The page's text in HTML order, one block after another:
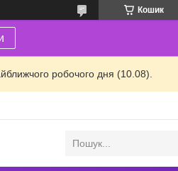
Кошик
робочого дня (10.08).